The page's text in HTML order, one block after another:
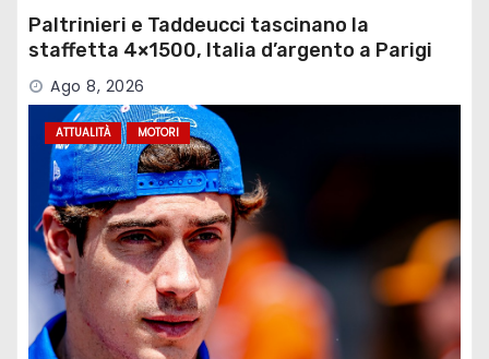
Paltrinieri e Taddeucci tascinano la
staffetta 4×1500, Italia d’argento a Parigi
Ago 8, 2026
ATTUALITÀ MOTORI